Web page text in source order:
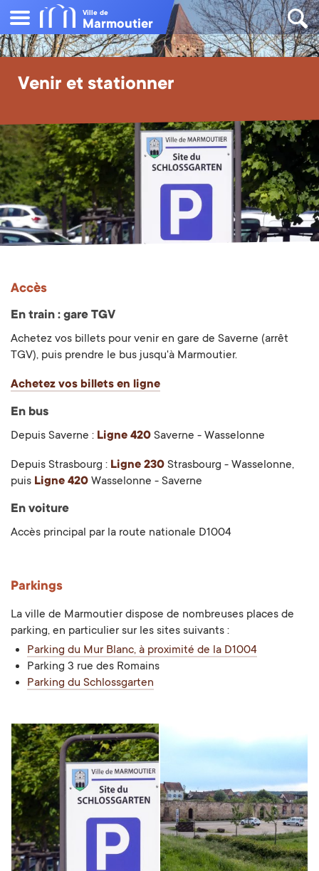
Ville de
Marmoutier
Venir et stationner
Accès
En train : gare TGV
Achetez vos billets pour venir en gare de Saverne (arrêt
TGV), puis prendre le bus jusqu'à Marmoutier.
Achetez vos billets en ligne
En bus
Depuis Saverne : Ligne 420 Saverne - Wasselonne
Depuis Strasbourg : Ligne 230 Strasbourg - Wasselonne,
puis Ligne 420 Wasselonne - Saverne
En voiture
Accès principal par la route nationale D1004
Parkings
La ville de Marmoutier dispose de nombreuses places de
parking, en particulier sur les sites suivants :
Parking du Mur Blanc, à proximité de la D1004
Parking 3 rue des Romains
Parking du Schlossgarten